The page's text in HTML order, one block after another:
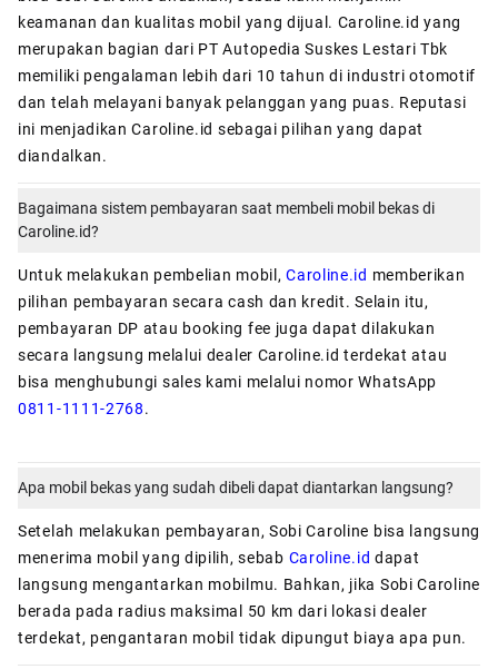
keamanan dan kualitas mobil yang dijual. Caroline.id yang
merupakan bagian dari PT Autopedia Suskes Lestari Tbk
memiliki pengalaman lebih dari 10 tahun di industri otomotif
dan telah melayani banyak pelanggan yang puas. Reputasi
ini menjadikan Caroline.id sebagai pilihan yang dapat
diandalkan.
Bagaimana sistem pembayaran saat membeli mobil bekas di
Caroline.id?
Untuk melakukan pembelian mobil,Caroline.id memberikan
pilihan pembayaran secara cash dan kredit. Selain itu,
pembayaran DP atau booking fee juga dapat dilakukan
secara langsung melalui dealer Caroline.id terdekat atau
bisa menghubungi sales kami melalui nomor WhatsApp
0811-1111-2768.
Apa mobil bekas yang sudah dibeli dapat diantarkan langsung?
Setelah melakukan pembayaran, Sobi Caroline bisa langsung
menerima mobil yang dipilih, sebab Caroline.id dapat
langsung mengantarkan mobilmu. Bahkan, jika Sobi Caroline
berada pada radius maksimal 50 km dari lokasi dealer
terdekat, pengantaran mobil tidak dipungut biaya apa pun.